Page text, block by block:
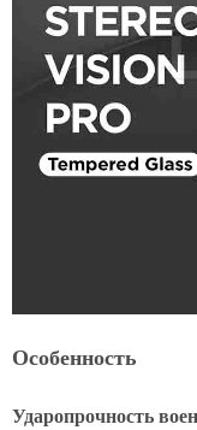
Особенность
Ударопрочность